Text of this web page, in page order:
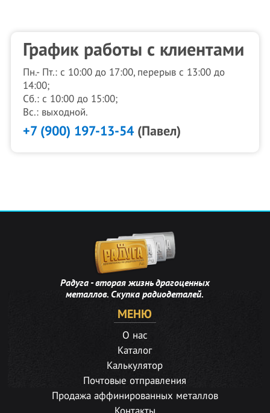
График работы с клиентами
Пн.- Пт.: с 10:00 до 17:00, перерыв с 13:00 до
14:00;
Сб.: с 10:00 до 15:00;
Вс.: выходной.
+7 (900) 197-13-54(Павел)
Радуга - вторая жизнь драгоценных
металлов. Скупка радиодеталей.
МЕНЮ
О нас
Каталог
Калькулятор
Почтовые отправления
Продажа аффинированных металлов